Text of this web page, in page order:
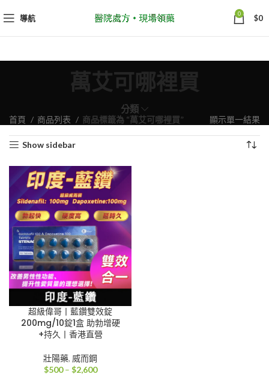
導航 0 $0
萬艾可哪裡買
分類
首頁 商品列表 商品標籤為 “萬艾可哪裡買” 顯示單一結果
Show sidebar
超級偉哥丨藍鑽雙效錠
200mg/10錠1盒 助勃增硬
+持久丨香港直營
壯陽藥, 威而鋼
$500 – $2,600價